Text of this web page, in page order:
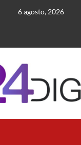
6 agosto, 2026